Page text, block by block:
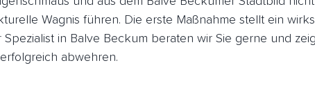
Wagnis führen. Die erste Maßnahme stellt ein
in Balve Beckum beraten wir Sie gerne und
abwehren.